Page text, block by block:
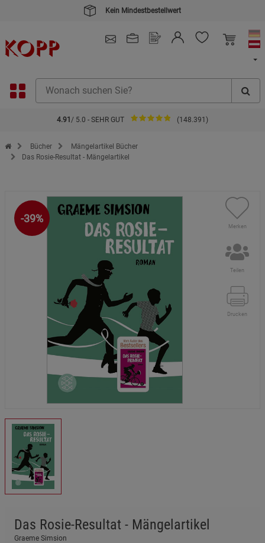
Kein Mindestbestellwert
4.91 / 5.0 - SEHR GUT (148.391)
Zur Startseite des Kopp Verlag Online-Shop
Bücher
Mängelartikel Bücher
Das Rosie-Resultat - Mängelartikel
-39%
Merken
Teilen
Drucken
Das Rosie-Resultat - Mängelartikel
Graeme Simsion